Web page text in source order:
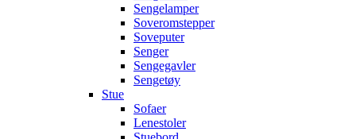
Sengelamper
Soveromstepper
Soveputer
Senger
Sengegavler
Sengetøy
Stue
Sofaer
Lenestoler